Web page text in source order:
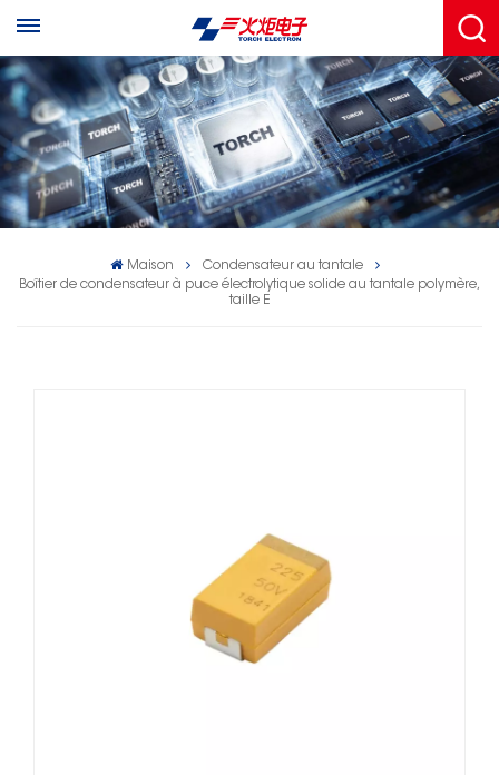
Maison
Condensateur au tantale
Boîtier de condensateur à puce électrolytique solide au tantale polymère,
taille E